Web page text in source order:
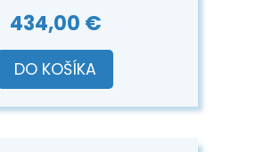
434,00 €
DO KOŠÍKA